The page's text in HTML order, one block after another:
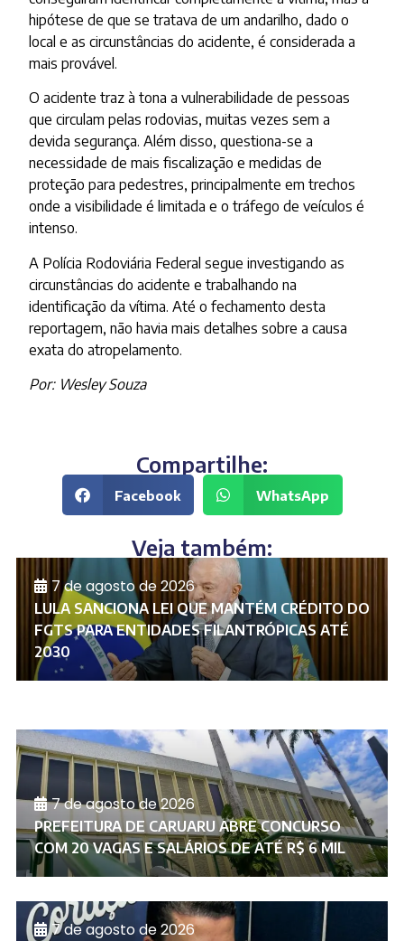
hipótese de que se tratava de um andarilho, dado o
local e as circunstâncias do acidente, é considerada a
mais provável.
O acidente traz à tona a vulnerabilidade de pessoas
que circulam pelas rodovias, muitas vezes sem a
devida segurança. Além disso, questiona-se a
necessidade de mais fiscalização e medidas de
proteção para pedestres, principalmente em trechos
onde a visibilidade é limitada e o tráfego de veículos é
intenso.
A Polícia Rodoviária Federal segue investigando as
circunstâncias do acidente e trabalhando na
identificação da vítima. Até o fechamento desta
reportagem, não havia mais detalhes sobre a causa
exata do atropelamento.
Por: Wesley Souza
Compartilhe:
Facebook WhatsApp
Veja também:
7 de agosto de 2026
LULA SANCIONA LEI QUE MANTÉM CRÉDITO DO
FGTS PARA ENTIDADES FILANTRÓPICAS ATÉ
2030
7 de agosto de 2026
PREFEITURA DE CARUARU ABRE CONCURSO
COM 20 VAGAS E SALÁRIOS DE ATÉ R$ 6 MIL
7 de agosto de 2026